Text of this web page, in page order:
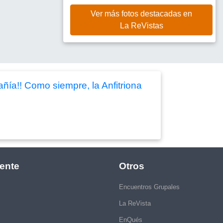
Ver más fotos destacadas en
La ReVistas
Como siempre, la Anfitriona
Otros
Encuentros Grupales
La ReVista
EnQués